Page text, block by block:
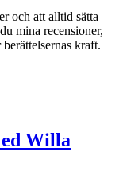
och att alltid sätta
mina recensioner,
kraft.
Willa